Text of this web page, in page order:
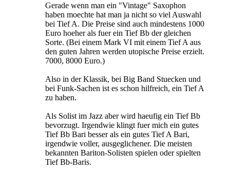
Gerade wenn man ein "Vintage" Saxophon
haben moechte hat man ja nicht so viel Auswahl
bei Tief A. Die Preise sind auch mindestens 1000
Euro hoeher als fuer ein Tief Bb der gleichen
Sorte. (Bei einem Mark VI mit einem Tief A aus
den guten Jahren werden utopische Preise erzielt.
7000, 8000 Euro.)
Also in der Klassik, bei Big Band Stuecken und
bei Funk-Sachen ist es schon hilfreich, ein Tief A
zu haben.
Als Solist im Jazz aber wird haeufig ein Tief Bb
bevorzugt. Irgendwie klingt fuer mich ein gutes
Tief Bb Bari besser als ein gutes Tief A Bari,
irgendwie voller, ausgeglichener. Die meisten
bekannten Bariton-Solisten spielen oder spielten
Tief Bb-Baris.